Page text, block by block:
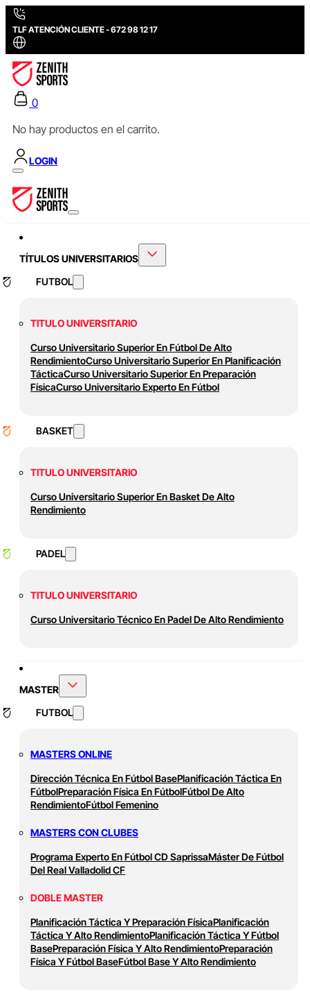
TLF ATENCIÓN CLIENTE - 672 98 12 17
0
No hay productos en el carrito.
LOGIN
TÍTULOS UNIVERSITARIOS
FUTBOL
TITULO UNIVERSITARIO
Curso Universitario Superior En Fútbol De Alto
RendimientoCurso Universitario Superior En Planificación
TácticaCurso Universitario Superior En Preparación
FísicaCurso Universitario Experto En Fútbol
BASKET
TITULO UNIVERSITARIO
Curso Universitario Superior En Basket De Alto
Rendimiento
PADEL
TITULO UNIVERSITARIO
Curso Universitario Técnico En Padel De Alto Rendimiento
MASTER
FUTBOL
MASTERS ONLINE
Dirección Técnica En Fútbol BasePlanificación Táctica En
FútbolPreparación Física En FútbolFútbol De Alto
RendimientoFútbol Femenino
MASTERS CON CLUBES
Programa Experto En Fútbol CD SaprissaMáster De Fútbol
Del Real Valladolid CF
DOBLE MASTER
Planificación Táctica Y Preparación FísicaPlanificación
Táctica Y Alto RendimientoPlanificación Táctica Y Fútbol
BasePreparación Física Y Alto RendimientoPreparación
Física Y Fútbol BaseFútbol Base Y Alto Rendimiento